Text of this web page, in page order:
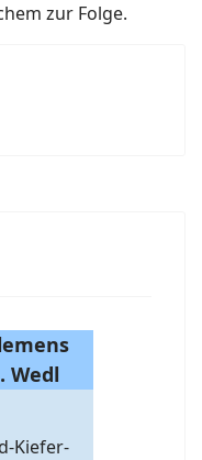
zur Folge.
Wedl
Kiefer-